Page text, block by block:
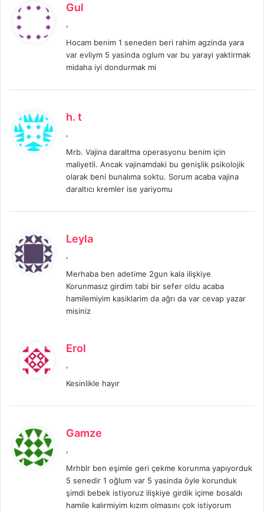
Gul
i
k
i
,
Hocam benim 1 seneden beri rahim agzinda yara
var evliym 5 yasinda oglum var bu yarayi yaktirmak
midaha iyi dondurmak mi
h. t
i
k
i
,
Mrb. Vajina daraltma operasyonu benim için
maliyetli. Ancak vajinamdaki bu genişlik psikolojik
olarak beni bunalıma soktu. Sorum acaba vajina
daraltıcı kremler ise yariyomu
Leyla
i
k
i
,
Merhaba ben adetime 2gun kala ilişkiye
Korunmasız girdim tabi bir sefer oldu acaba
hamilemiyim kasiklarim da ağrı da var cevap yazar
misiniz
Erol
i
,
Kesinlikle hayır
Gamze
i
k
i
,
Mrhblr ben eşimle geri çekme korunma yapıyorduk
5 senedir 1 oğlum var 5 yasinda öyle korunduk
şimdi bebek istiyoruz ilişkiye girdik içime bosaldı
hamile kalırmiyim kızım olmasını çok istiyorum